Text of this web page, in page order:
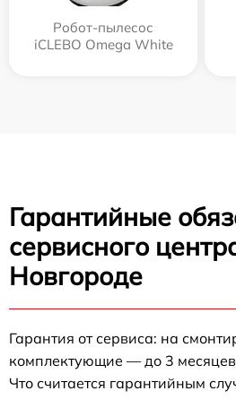
Робот-пылесос
iCLEBO Omega White
Гарантийные
сервисного
Новгороде
Гарантия от сервиса: на
комплектующие — до 3
Что считается гарантийным